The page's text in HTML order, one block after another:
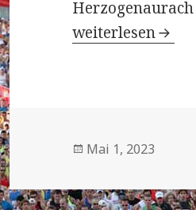
3. “Adizero:
weiterlesen
Veröffentlicht
Mai 1, 2023